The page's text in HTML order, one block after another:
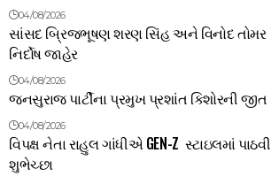
04/08/2026
સાંસદ બ્રિજભૂષણ શરણ સિંહ અને વિનોદ તોમર
નિર્દોષ જાહેર
04/08/2026
જનસુરાજ પાર્ટીના પ્રમુખ પ્રશાંત કિશોરની જીત
04/08/2026
વિપક્ષ નેતા રાહુલ ગાંધીએ GEN-Z સ્ટાઇલમાં પાઠવી
શુભેચ્છા